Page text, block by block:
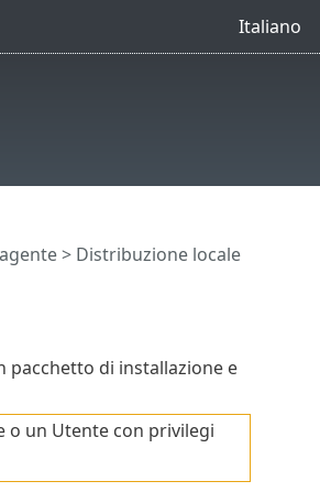
Italiano
> Distribuzione locale
pacchetto di installazione e
o un Utente con privilegi